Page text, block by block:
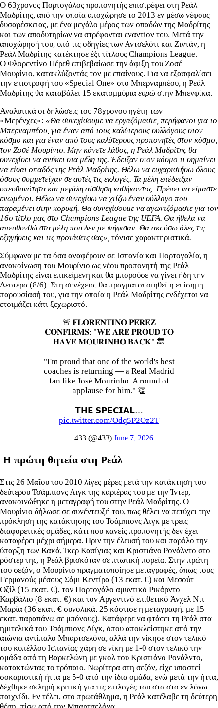
Ο 63χρονος Πορτογάλος προπονητής επιστρέφει στη Ρεάλ
Μαδρίτης, από την οποία αποχώρησε το 2013 εν μέσω νέφους
δυσαρέσκειας, με ένα μεγάλο μέρος των οπαδών της Μαδρίτης
και των αποδυτηρίων να στρέφονται εναντίον του. Μετά την
αποχώρησή του, υπό τις οδηγίες των Αντσελότι και Ζιντάν, η
Ρεάλ Μαδρίτης κατέκτησε έξι τίτλους Champions League.
Ο Φλορεντίνο Πέρεθ επιβεβαίωσε την άφιξη του Ζοσέ
Μουρίνιο, κατακλύζοντάς τον με επαίνους. Για να εξασφαλίσει
την επιστροφή του «Special One» στο Μπερναμπέου, η Ρεάλ
Μαδρίτης θα καταβάλει 15 εκατομμύρια ευρώ στην Μπενφίκα.
Αναλυτικά οι δηλώσεις του 78χρονου ηγέτη των
«Μερένχες»: «Θα συνεχίσουμε να εργαζόμαστε, περήφανοι για το
Μπερναμπέου, για έναν από τους καλύτερους συλλόγους στον
κόσμο και για έναν από τους καλύτερους προπονητές στον κόσμο,
τον Ζοσέ Μουρίνιο. Μην κάνετε λάθος, η Ρεάλ Μαδρίτης θα
συνεχίσει να ανήκει στα μέλη της. Έδειξαν στον κόσμο τι σημαίνει
να είσαι οπαδός της Ρεάλ Μαδρίτης. Θέλω να ευχαριστήσω όλους
όσους συμμετείχαν σε αυτές τις εκλογές. Τα μέλη επέδειξαν
υπευθυνότητα και μεγάλη αίσθηση καθήκοντος. Πρέπει να είμαστε
ενωμένοι. Θέλω να συνεχίσω να χτίζω έναν σύλλογο που
παραμένει στην κορυφή. Θα συνεχίσουμε να αγωνιζόμαστε για τον
16ο τίτλο μας στο Champions League της UEFA. Θα ήθελα να
απευθυνθώ στα μέλη που δεν με ψήφισαν. Θα ακούσω όλες τις
εξηγήσεις και τις προτάσεις σας», τόνισε χαρακτηριστικά.
Σύμφωνα με τα όσα αναφέρουν σε Ισπανία και Πορτογαλία, η
ανακοίνωση του Μουρίνιο ως νέου προπονητή της Ρεάλ
Μαδρίτης είναι επικείμενη και θα μπορούσε να γίνει ήδη την
Δευτέρα (8/6). Στη συνέχεια, θα πραγματοποιηθεί η επίσημη
παρουσίασή του, για την οποία η Ρεάλ Μαδρίτης ενδέχεται να
ετοιμάζει κάτι ξεχωριστό.
🚨 𝐅𝐋𝐎𝐑𝐄𝐍𝐓𝐈𝐍𝐎 𝐏𝐄𝐑𝐄𝐙
𝐂𝐎𝐍𝐅𝐈𝐑𝐌𝐒: "𝐖𝐄 𝐀𝐑𝐄 𝐏𝐑𝐎𝐔𝐃 𝐓𝐎
𝐇𝐀𝐕𝐄 𝐌𝐎𝐔𝐑𝐈𝐍𝐇𝐎 𝐁𝐀𝐂𝐊" 🔙
"I'm proud that one of the world's best
coaches is returning — a Real Madrid
fan like José Mourinho. A round of
applause for him." 👏
𝗧𝗛𝗘 𝗦𝗣𝗘𝗖𝗜𝗔𝗟…
pic.twitter.com/Odq5P2Oz2T
— 433 (@433) June 7, 2026
Η πρώτη θητεία στη Ρεάλ
Στις 26 Μαΐου του 2010 λίγες μέρες μετά την κατάκτηση του
δεύτερου Τσάμπιονς Λιγκ της καριέρας του με την Ίντερ,
ανακοινώθηκε η μεταγραφή του στην Ρεάλ Μαδρίτης. Ο
Μουρίνιο δήλωσε σε συνέντευξή του, πως θέλει να πετύχει την
πρόκληση της κατάκτησης του Τσάμπιονς Λιγκ με τρεις
διαφορετικές ομάδες, κάτι που κανείς προπονητής δεν έχει
καταφέρει μέχρι σήμερα. Πριν την έλευσή του και παρόλο την
ύπαρξη των Κακά, Ίκερ Κασίγιας και Κριστιάνο Ρονάλντο στο
ρόστερ της, η Ρεάλ βρισκόταν σε πτωτική πορεία. Στην πρώτη
του σεζόν, ο Μουρίνιο πραγματοποίησε μεταγραφές, όπως τους
Γερμανούς μέσους Σάμι Κεντίρα (13 εκατ. €) και Μεσούτ
Οζίλ (15 εκατ. €), τον Πορτογάλο αμυντικό Ρικάρντο
Καρβάλιο (8 εκατ. €) και τον Αργεντινό επιθετικό Άνχελ Ντι
Μαρία (36 εκατ. € συνολικά, 25 κόστισε η μεταγραφή, με 15
εκατ. παραπάνω σε μπόνους). Κατάφερε να φτάσει τη Ρεάλ στα
ημιτελικά του Τσάμπιονς Λίγκ, όπου αποκλείστηκε από την
αιώνια αντίπαλο Μπαρτσελόνα, αλλά την νίκησε στον τελικό
του κυπέλλου Ισπανίας χάρη σε νίκη με 1-0 στον τελικό την
ομάδα από τη Βαρκελώνη με γκολ του Κριστιάνο Ρονάλντο,
κατακτώντας το τρόπαιο. Νωρίτερα στη σεζόν, είχε υποστεί
σοκαριστική ήττα με 5-0 από την ίδια ομάδα, ενώ μετά την ήττα,
δέχθηκε σκληρή κριτική για τις επιλογές του στο στο εν λόγω
παιχνίδι. Εν τέλει, στο πρωτάθλημα, η Ρεάλ κατέλαβε τη δεύτερη